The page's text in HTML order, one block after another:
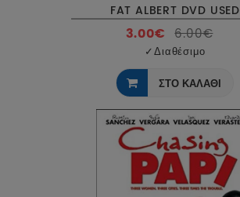
FAT ALBERT DVD USED
3.00€ 6.00€
✓Διαθέσιμο
ΣΤΟ ΚΑΛΑΘΙ